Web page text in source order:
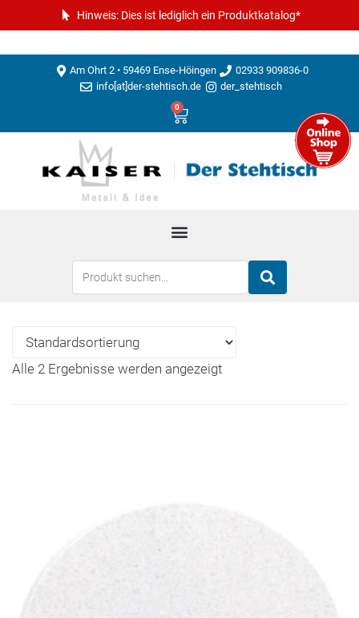
Hinweis: Dies ist lediglich ein Produktkatalog*
Am Ohrt 2 • 59469 Ense-Höingen
02933 909836-0
info[at]der-stehtisch.de
der_stehtisch
0
Alle 2 Ergebnisse werden angezeigt